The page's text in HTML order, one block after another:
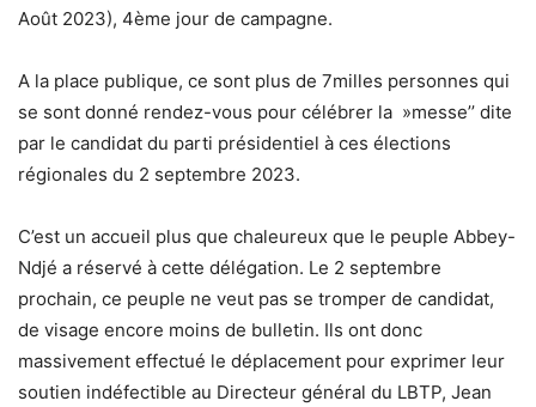
Août 2023), 4ème jour de campagne.
A la place publique, ce sont plus de 7milles personnes qui
se sont donné rendez-vous pour célébrer la »messe’’ dite
par le candidat du parti présidentiel à ces élections
régionales du 2 septembre 2023.
C’est un accueil plus que chaleureux que le peuple Abbey-
Ndjé a réservé à cette délégation. Le 2 septembre
prochain, ce peuple ne veut pas se tromper de candidat,
de visage encore moins de bulletin. Ils ont donc
massivement effectué le déplacement pour exprimer leur
soutien indéfectible au Directeur général du LBTP, Jean